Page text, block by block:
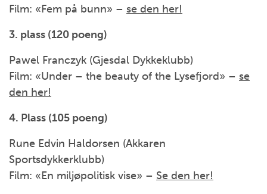
Film: «Fem på bunn» – se den her!
3. plass (120 poeng)
Pawel Franczyk (Gjesdal Dykkeklubb)
Film: «Under – the beauty of the Lysefjord» – se
den her!
4. Plass (105 poeng)
Rune Edvin Haldorsen (Akkaren
Sportsdykkerklubb)
Film: «En miljøpolitisk vise» – Se den her!